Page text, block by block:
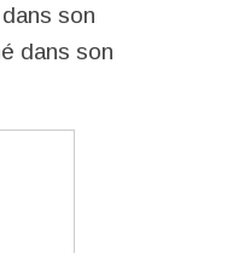
son
dans son